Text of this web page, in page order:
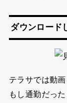
ダウンロード
テラサでは動
もし通勤だっ